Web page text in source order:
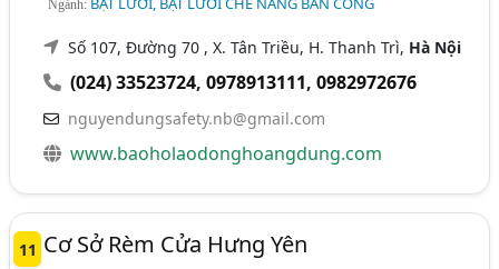
Ngành:
Số 107, Đường 70 , X. Tân Triều, H. Thanh Trì, Hà Nội
(024) 33523724,0978913111,0982972676
nguyendungsafety.nb@gmail.com
www.baoholaodonghoangdung.com
11 Cơ Sở Rèm Cửa Hưng Yên